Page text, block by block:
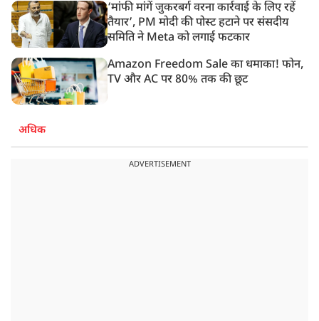
‘मांफी मांगें जुकरबर्ग वरना कार्रवाई के लिए रहें
तैयार’, PM मोदी की पोस्ट हटाने पर संसदीय
समिति ने Meta को लगाई फटकार
Amazon Freedom Sale का धमाका! फोन,
TV और AC पर 80% तक की छूट
अधिक
ADVERTISEMENT